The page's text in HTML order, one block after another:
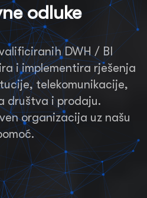
odluke
DWH / BI
i implementira rješenja
telekomunikacije,
društva i prodaju.
organizacija uz našu